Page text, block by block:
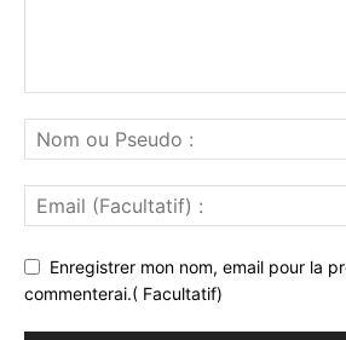
Enregistrer mon nom, email pour la
commenterai.( Facultatif)